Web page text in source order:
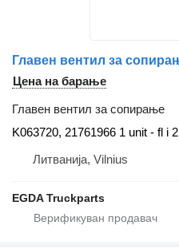
Цена на барање
Главен вентил за сопирање
K063720, 21761966 1 unit - fl i 2
Литванија, Vilnius
EGDA Truckparts